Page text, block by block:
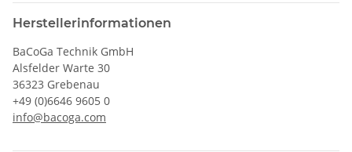
Herstellerinformationen
BaCoGa Technik GmbH
Alsfelder Warte 30
36323 Grebenau
+49 (0)6646 9605 0
info@bacoga.com